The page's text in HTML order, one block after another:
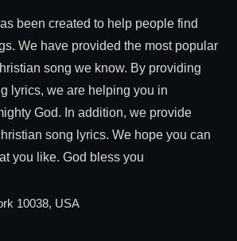
been created to help people find
We have provided the most popular
song we know. By providing
lyrics, we are helping you in
God. In addition, we provide
song lyrics. We hope you can
you like. God bless you
10038, USA